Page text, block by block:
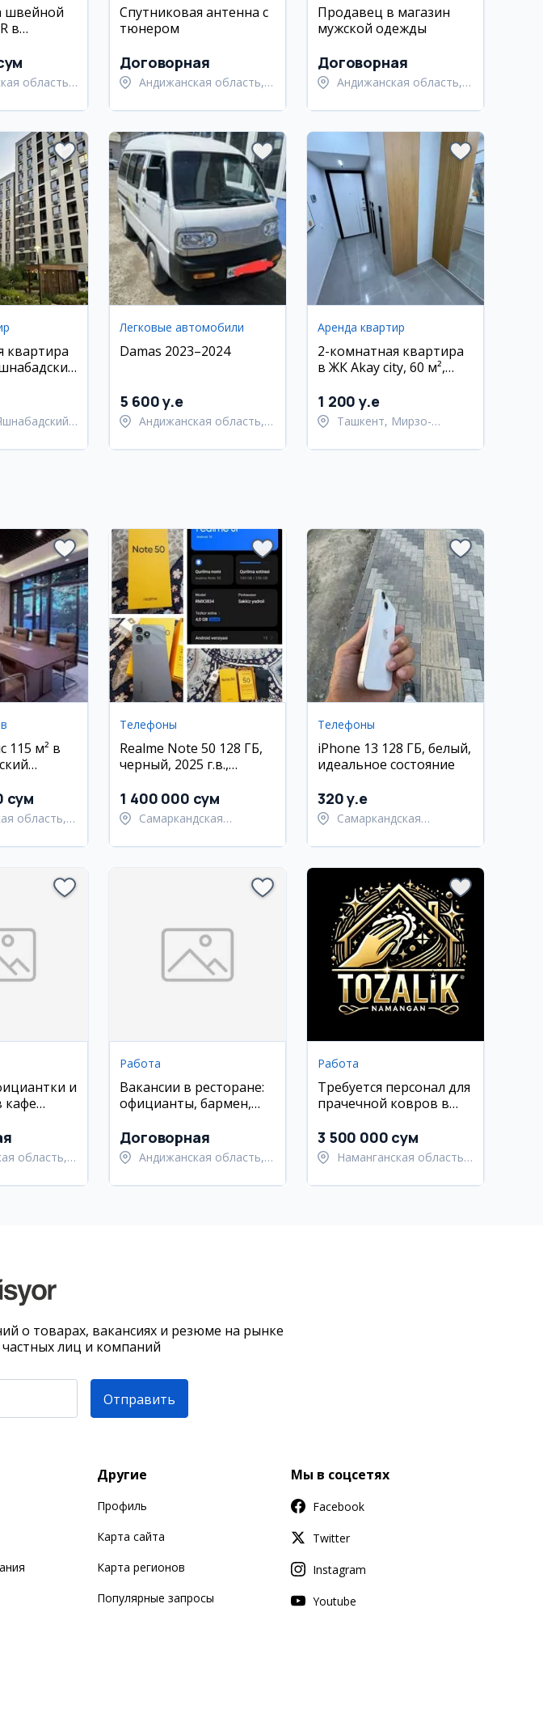
швейной
в
область,
Спутниковая антенна с
тюнером
Договорная
Андижанская область,
Продавец в магазин
мужской одежды
Договорная
Андижанская область,
квартира
Легковые автомобили
Damas 2023–2024
5 600 y.e
Андижанская область,
Аренда квартир
2-комнатная квартира
в ЖК Akay city, 60 м²,
1 200 y.e
Ташкент, Мирзо-
115 м² в
сум
область,
Телефоны
Realme Note 50 128 ГБ,
черный, 2025 г.в.,
1 400 000 сум
Самаркандская
Самаркандский район
Телефоны
iPhone 13 128 ГБ, белый,
идеальное состояние
320 y.e
Самаркандская
Самаркандский район
и
область,
Работа
Вакансии в ресторане:
официанты, бармен,
шеф-повар
Договорная
Андижанская область,
Работа
Требуется персонал для
прачечной ковров в
3 500 000 сум
Наманганская область,
о товарах, вакансиях и резюме на рынке
частных лиц и компаний
Отправить
Другие
Профиль
Карта сайта
Карта регионов
Популярные запросы
Мы в соцсетях
Facebook
Twitter
Instagram
Youtube